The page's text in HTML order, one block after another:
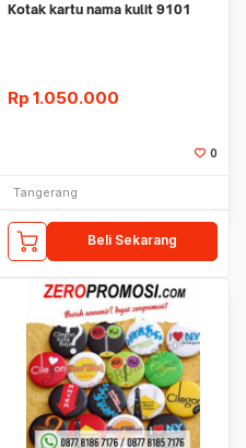
Kotak kartu nama kulit 9101
Rp 1.050.000
0
Tangerang
Beli Sekarang